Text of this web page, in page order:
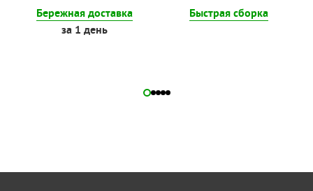
Бережная доставка
за 1 день
Быстрая сборка